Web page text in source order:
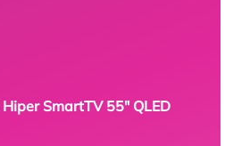
Hiper SmartTV 55" QLED